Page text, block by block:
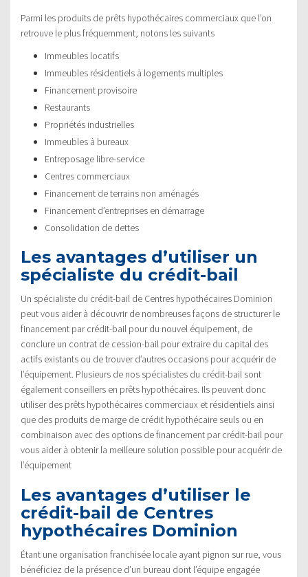
Parmi les produits de prêts hypothécaires commerciaux que l’on
retrouve le plus fréquemment, notons les suivants
Immeubles locatifs
Immeubles résidentiels à logements multiples
Financement provisoire
Restaurants
Propriétés industrielles
Immeubles à bureaux
Entreposage libre-service
Centres commerciaux
Financement de terrains non aménagés
Financement d’entreprises en démarrage
Consolidation de dettes
Les avantages d’utiliser un
spécialiste du crédit-bail
Un spécialiste du crédit-bail de Centres hypothécaires Dominion
peut vous aider à découvrir de nombreuses façons de structurer le
financement par crédit-bail pour du nouvel équipement, de
conclure un contrat de cession-bail pour extraire du capital des
actifs existants ou de trouver d’autres occasions pour acquérir de
l’équipement. Plusieurs de nos spécialistes du crédit-bail sont
également conseillers en prêts hypothécaires. Ils peuvent donc
utiliser des prêts hypothécaires commerciaux et résidentiels ainsi
que des produits de marge de crédit hypothécaire seuls ou en
combinaison avec des options de financement par crédit-bail pour
vous aider à obtenir la meilleure solution possible pour acquérir de
l’équipement
Les avantages d’utiliser le
crédit-bail de Centres
hypothécaires Dominion
Étant une organisation franchisée locale ayant pignon sur rue, vous
bénéficiez de la présence d’un bureau dont l’équipe engagée